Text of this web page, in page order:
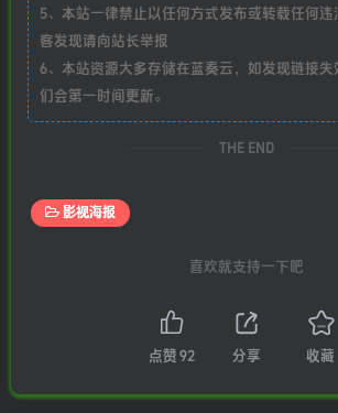
5、本站一律禁止以任何方式发布或转载任何
客发现请向站长举报
6、本站资源大多存储在蓝奏云，如发现链接失
们会第一时间更新。
THE END
影视海报
喜欢就支持一下吧
点赞 92 分享 收藏